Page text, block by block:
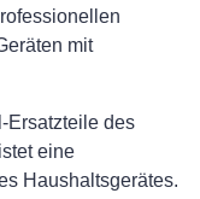
mit
Ersatzteile des
eine
Haushaltsgerätes.